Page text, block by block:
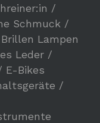
/
Schmuck /
Brillen Lampen
Leder /
E-Bikes
/